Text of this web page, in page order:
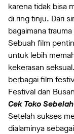
karena tidak bisa
di ring tinju. Dari
bagaimana
Sebuah film
untuk lebih
kekerasan
berbagai film
Festival dan
Cek Toko Sebelah
Setelah sukses
dialaminya